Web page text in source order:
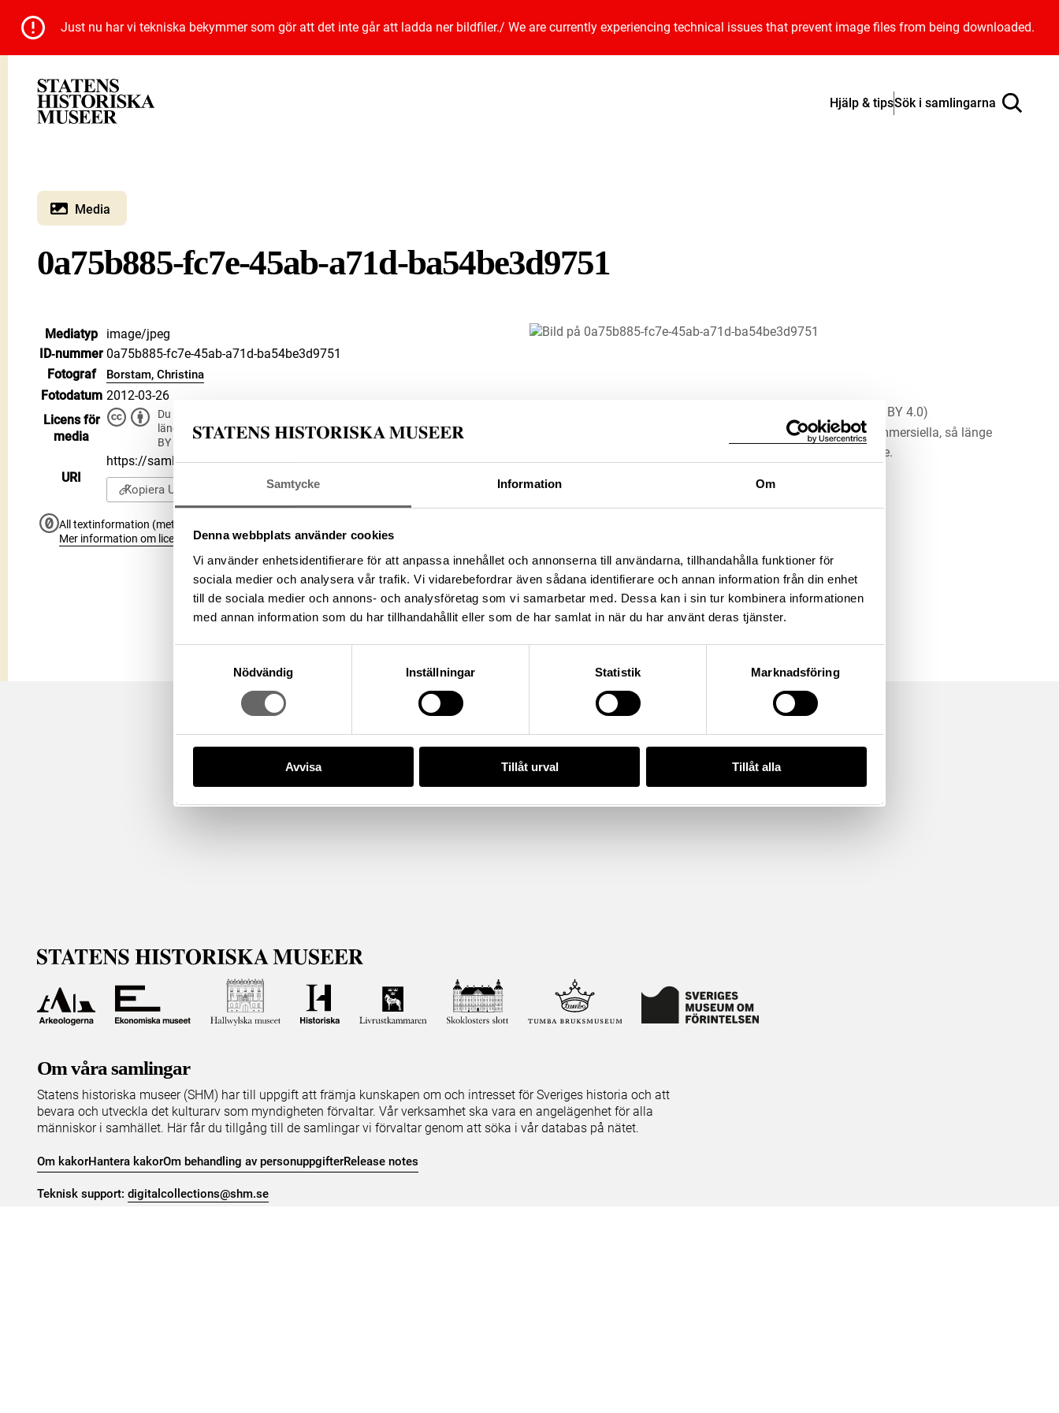
Samtycke Information Om
Denna webbplats använder cookies
Vi använder enhetsidentifierare för att anpassa innehållet och annonserna till användarna, tillhandahålla funktioner för
sociala medier och analysera vår trafik. Vi vidarebefordrar även sådana identifierare och annan information från din enhet
till de sociala medier och annons- och analysföretag som vi samarbetar med. Dessa kan i sin tur kombinera informationen
med annan information som du har tillhandahållit eller som de har samlat in när du har använt deras tjänster.
Nödvändig
Inställningar Statistik Marknadsföring
Avvisa Tillåt urval Tillåt alla
Just nu har vi tekniska bekymmer som gör att det inte går att ladda ner bildfiler./ We are currently experiencing technical issues that prevent image files from being downloaded.
Hjälp & tipsSök i samlingarna
Media
0a75b885-fc7e-45ab-a71d-ba54be3d9751
Mediatyp
image/jpeg
ID‑nummer 0a75b885-fc7e-45ab-a71d-ba54be3d9751
Fotograf
Borstam, Christina
Fotodatum 2012-03-26
Licens för
media
Du får bearbeta och dela verket för alla ändamål, även kommersiella, så
länge du anger upphovsperson och licensgivare. CC BY 4.0 International CC
BY 4.0
URI
https://samlingar.shm.se/media/0a75b885-fc7e-45ab-a71d-ba54be3d9751
Kopiera URI
All textinformation (metadata) på denna sida är fri att använda enligt licensen CC0.
Mer information om licenser hos Statens historiska museer.
Media: Borstam, Christina. SHM, (CC BY 4.0)
Du får bearbeta och dela verket för alla ändamål, även kommersiella, så länge
du anger upphovsperson och licensgivare.
LADDA NER MEDIA
Om våra samlingar
Statens historiska museer (SHM) har till uppgift att främja kunskapen om och intresset för Sveriges historia och att
bevara och utveckla det kulturarv som myndigheten förvaltar. Vår verksamhet ska vara en angelägenhet för alla
människor i samhället. Här får du tillgång till de samlingar vi förvaltar genom att söka i vår databas på nätet.
Om kakorHantera kakorOm behandling av personuppgifterRelease notes
Teknisk support: digitalcollections@shm.se